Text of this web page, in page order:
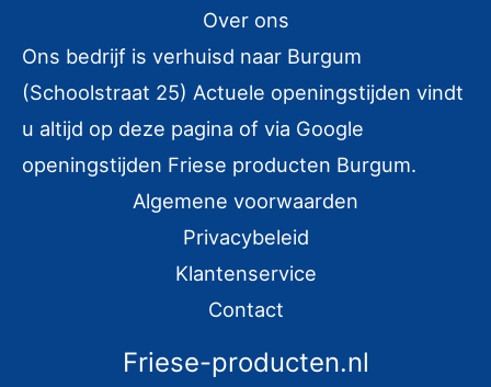
n
a
a
r
Over ons
Ons bedrijf is verhuisd naar Burgum
(Schoolstraat 25) Actuele openingstijden vindt
u altijd op deze pagina of via Google
openingstijden Friese producten Burgum.
Algemene voorwaarden
Privacybeleid
Klantenservice
Contact
Friese-producten.nl